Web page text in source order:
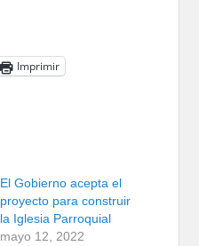
Imprimir
El Gobierno acepta el
proyecto para construir
la Iglesia Parroquial
mayo 12, 2022